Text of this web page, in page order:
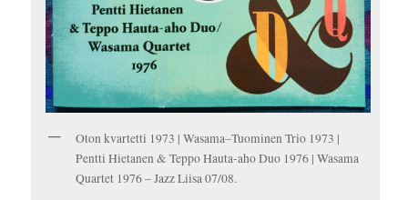
Oton kvartetti 1973 | Wasama–Tuominen Trio 1973 |
Pentti Hietanen & Teppo Hauta-aho Duo 1976 | Wasama
Quartet 1976 – Jazz Liisa 07/08.